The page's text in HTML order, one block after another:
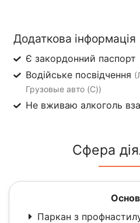
Додаткова інформація
Є закордонний паспорт
Водійське посвідчення
Грузовые авто (C))
Не вживаю алкоголь
Сфера
Паркан з